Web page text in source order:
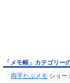
「メモ帳」カテゴリー
両手たぶメモ ショー